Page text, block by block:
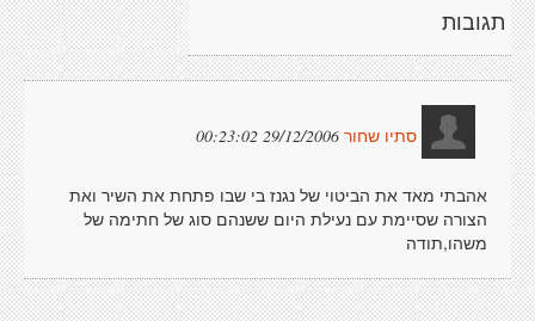
תגובות
סתיו שחור 29/12/2006 00:23:02
אהבתי מאד את הביטוי של נגנז בי שבו פתחת את השיר ואת
הצורה שסיימת עם נעילת היום ששנהם סוג של חתימה של
משהו,תודה